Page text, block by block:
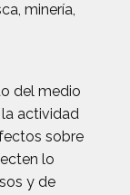
minería,
del medio
actividad
sobre
lo
y de